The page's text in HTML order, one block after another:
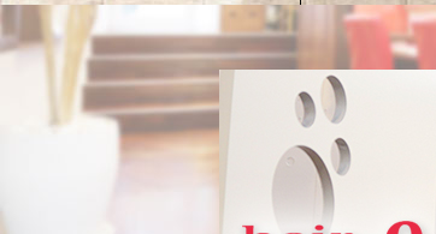
学芸大学 美容室 美容院の選び方
カット
結婚が
先ずはシャンプ
美髪・ツ